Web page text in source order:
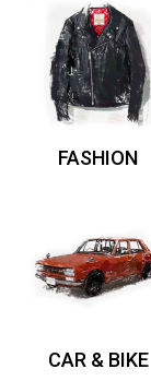
FASHION
CAR & BIKE